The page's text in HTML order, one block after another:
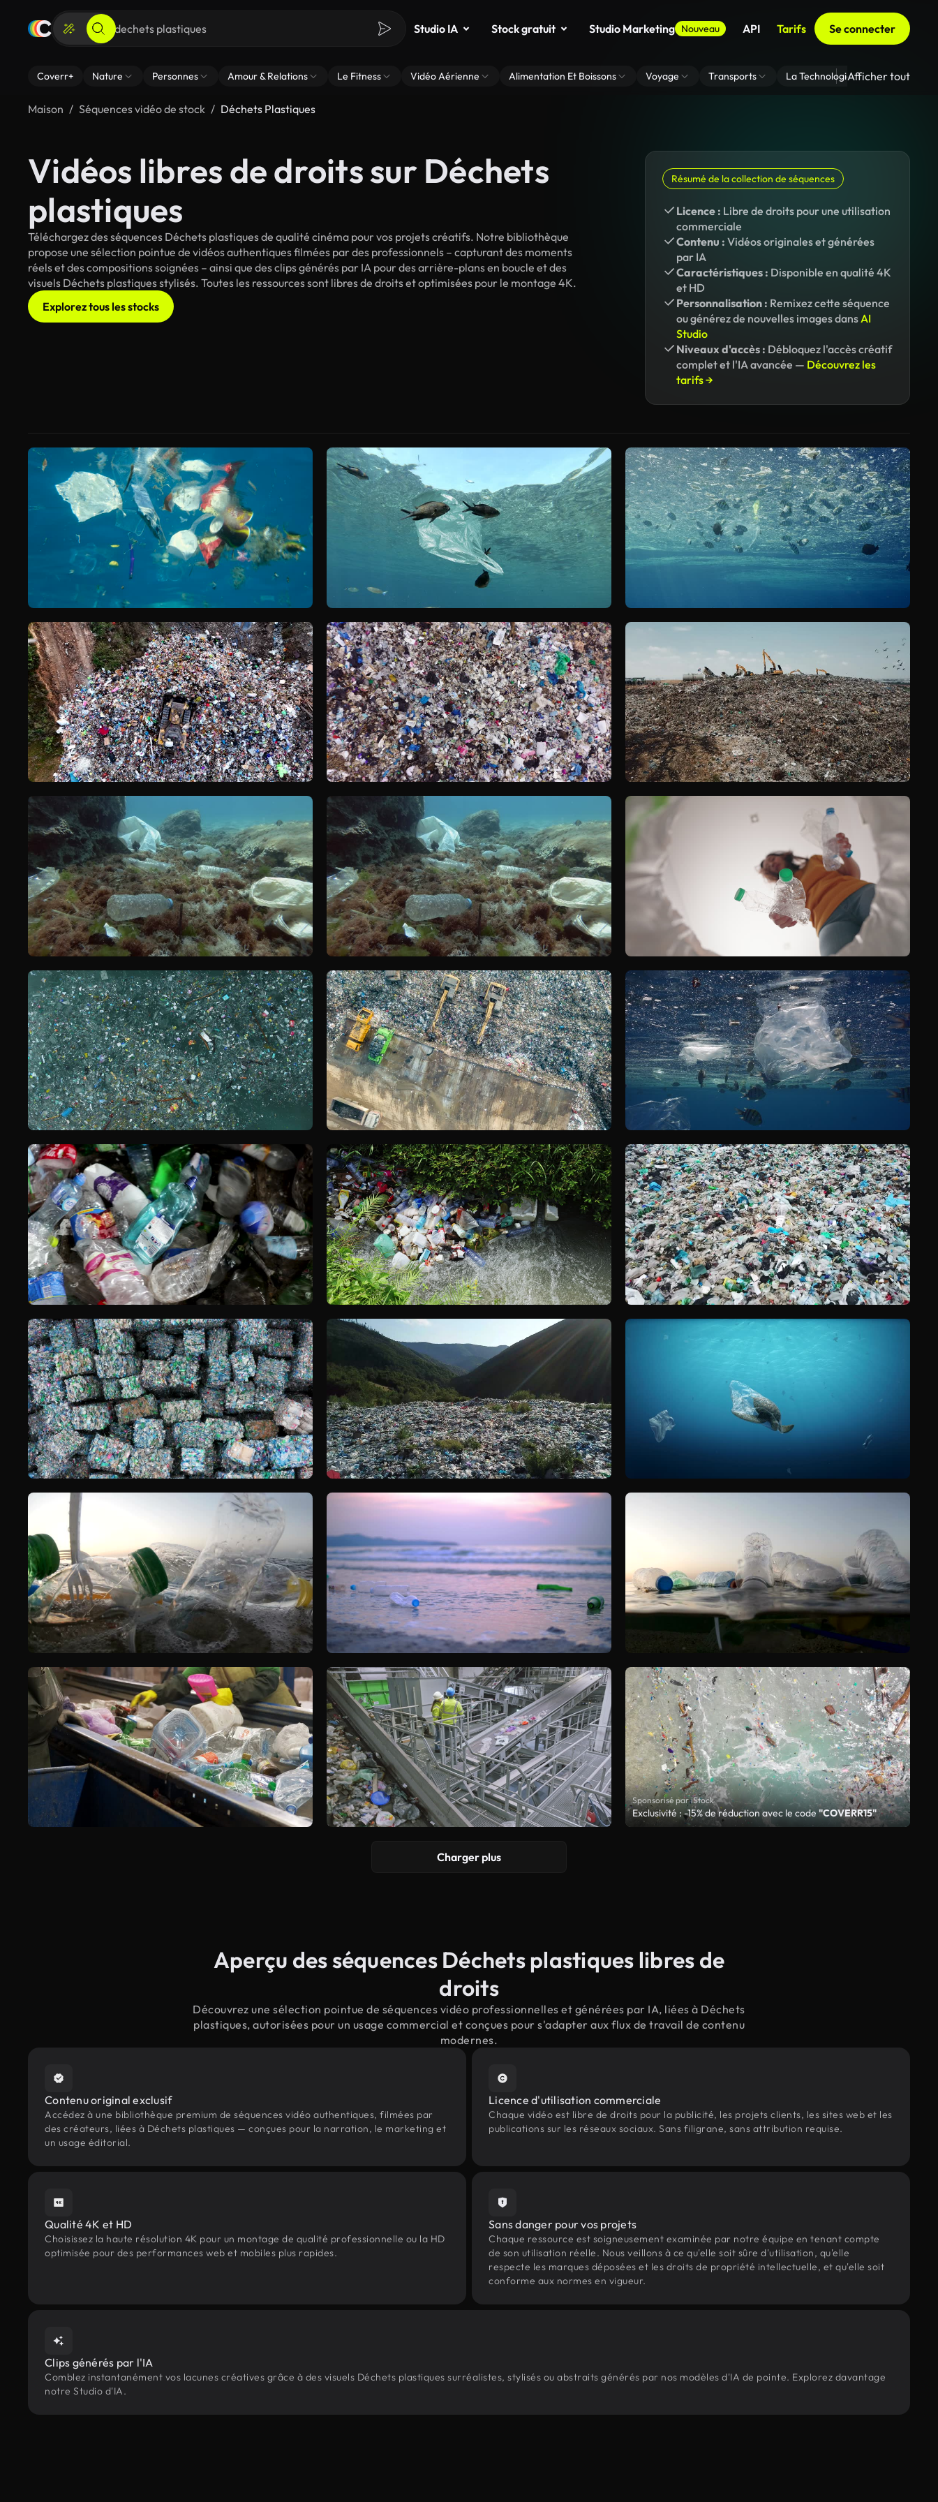
Studio IA Stock gratuit Studio Marketing Nouveau API Tarifs Se connecter
Coverr+ Nature Personnes Amour & Relations Le Fitness Vidéo Aérienne Alimentation Et Boissons Voyage Transports La Technologie Zoom En
Afficher tout
Maison Séquences vidéo de stock Déchets Plastiques
Vidéos libres de droits sur Déchets
plastiques
Téléchargez des séquences Déchets plastiques de qualité cinéma pour vos projets créatifs. Notre bibliothèque
propose une sélection pointue de vidéos authentiques filmées par des professionnels – capturant des moments
réels et des compositions soignées – ainsi que des clips générés par IA pour des arrière-plans en boucle et des
visuels Déchets plastiques stylisés. Toutes les ressources sont libres de droits et optimisées pour le montage 4K.
Explorez tous les stocks
Résumé de la collection de séquences
Licence : Libre de droits pour une utilisation
commerciale
Contenu : Vidéos originales et générées
par IA
Caractéristiques : Disponible en qualité 4K
et HD
Personnalisation : Remixez cette séquence
ou générez de nouvelles images dansAI
Studio
Niveaux d'accès : Débloquez l'accès créatif
complet et l'IA avancée — Découvrez les
tarifs →
Sponsorisé par iStock
Exclusivité : -15% de réduction avec le code "COVERR15"
Charger plus
Aperçu des séquences Déchets plastiques libres de
droits
Découvrez une sélection pointue de séquences vidéo professionnelles et générées par IA, liées à Déchets
plastiques, autorisées pour un usage commercial et conçues pour s'adapter aux flux de travail de contenu
modernes.
Contenu original exclusif
Accédez à une bibliothèque premium de séquences vidéo authentiques, filmées par
des créateurs, liées à Déchets plastiques — conçues pour la narration, le marketing et
un usage éditorial.
Licence d'utilisation commerciale
Chaque vidéo est libre de droits pour la publicité, les projets clients, les sites web et les
publications sur les réseaux sociaux. Sans filigrane, sans attribution requise.
Qualité 4K et HD
Choisissez la haute résolution 4K pour un montage de qualité professionnelle ou la HD
optimisée pour des performances web et mobiles plus rapides.
Sans danger pour vos projets
Chaque ressource est soigneusement examinée par notre équipe en tenant compte
de son utilisation réelle. Nous veillons à ce qu'elle soit sûre d'utilisation, qu'elle
respecte les marques déposées et les droits de propriété intellectuelle, et qu'elle soit
conforme aux normes en vigueur.
Clips générés par l'IA
Comblez instantanément vos lacunes créatives grâce à des visuels Déchets plastiques surréalistes, stylisés ou abstraits générés par nos modèles d'IA de pointe. Explorez davantage
notre Studio d'IA.